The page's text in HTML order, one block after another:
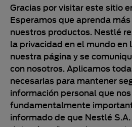
Gracias por visitar este sitio
Esperamos que aprenda
nuestros productos. Nestlé
la privacidad en el mundo en
nuestra página y se
con nosotros. Aplicamos
necesarias para mantener
información personal que
fundamentalmente
informado de que Nestlé